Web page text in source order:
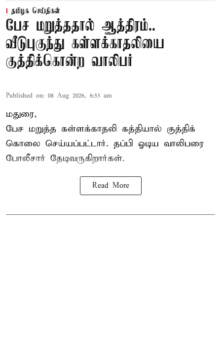
தமிழக செய்திகள்
பேச மறுத்ததால் ஆத்திரம்..
வீடுபுகுந்து கள்ளக்காதலியை
குத்திக்கொன்ற வாலிபர்
Published on: 08 Aug 2026, 6:53 am
மதுரை,
பேச மறுத்த கள்ளக்காதலி கத்தியால் குத்திக்
கொலை செய்யப்பட்டார். தப்பி ஓடிய வாலிபரை
போலீசார் தேடிவருகிறார்கள்.
Read More